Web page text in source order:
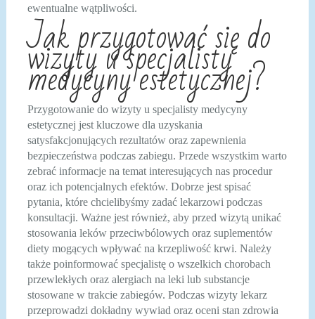
ewentualne wątpliwości.
Jak przygotować się do
wizyty u specjalisty
medycyny estetycznej?
Przygotowanie do wizyty u specjalisty medycyny
estetycznej jest kluczowe dla uzyskania
satysfakcjonujących rezultatów oraz zapewnienia
bezpieczeństwa podczas zabiegu. Przede wszystkim warto
zebrać informacje na temat interesujących nas procedur
oraz ich potencjalnych efektów. Dobrze jest spisać
pytania, które chcielibyśmy zadać lekarzowi podczas
konsultacji. Ważne jest również, aby przed wizytą unikać
stosowania leków przeciwbólowych oraz suplementów
diety mogących wpływać na krzepliwość krwi. Należy
także poinformować specjalistę o wszelkich chorobach
przewlekłych oraz alergiach na leki lub substancje
stosowane w trakcie zabiegów. Podczas wizyty lekarz
przeprowadzi dokładny wywiad oraz oceni stan zdrowia